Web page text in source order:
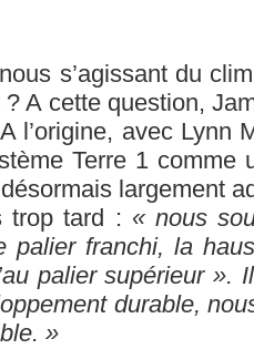
s’agissant du
A cette question,
l’origine, avec Lynn
Terre 1 comme
largement
trop tard : « nous
palier franchi, la
palier supérieur ».
durable,
»